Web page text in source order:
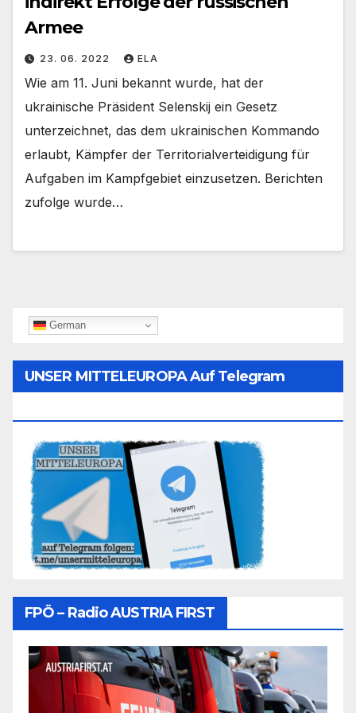
Armee
23. 06. 2022 ELA
Wie am 11. Juni bekannt wurde, hat der
ukrainische Präsident Selenskij ein Gesetz
unterzeichnet, das dem ukrainischen Kommando
erlaubt, Kämpfer der Territorialverteidigung für
Aufgaben im Kampfgebiet einzusetzen. Berichten
zufolge wurde…
German
UNSER MITTELEUROPA Auf Telegram
FPÖ – Radio AUSTRIA FIRST